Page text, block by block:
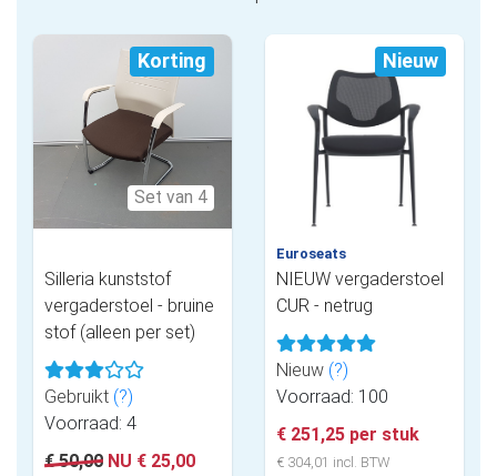
Korting
Set van 4
Silleria kunststof
vergaderstoel - bruine
stof (alleen per set)
Gebruikt (?)
Voorraad: 4
€ 50,00 NU € 25,00
Nieuw
Euroseats
NIEUW vergaderstoel
CUR - netrug
Nieuw (?)
Voorraad: 100
€ 251,25 per stuk
€ 304,01 incl. BTW